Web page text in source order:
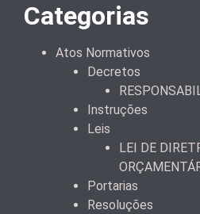
Categorias
Atos Normativos
Decretos
Instruções
Leis
LEI DE
Portarias
Resoluções